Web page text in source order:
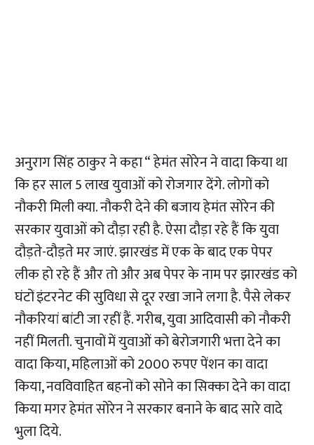
अनुराग सिंह ठाकुर ने कहा “ हेमंत सोरेन ने वादा किया था
कि हर साल 5 लाख युवाओं को रोजगार देंगे. लोगों को
नौकरी मिली क्या. नौकरी देने की बजाय हेमंत सोरेन की
सरकार युवाओं को दौड़ा रही है. ऐसा दौड़ा रहे हैं कि युवा
दौड़ते-दौड़ते मर जाएं. झारखंड में एक के बाद एक पेपर
लीक हो रहे हैं और तो और अब पेपर के नाम पर झारखंड को
घंटों इंटरनेट की सुविधा से दूर रखा जाने लगा है. पैसे लेकर
नौकरियां बांटी जा रहीं हैं. गरीब, युवा आदिवासी को नौकरी
नहीं मिलती. चुनावों में युवाओं को बेरोजगारी भत्ता देने का
वादा किया, महिलाओं को 2000 रुपए पेंशन का वादा
किया, नवविवाहित बहनों को सोने का सिक्का देने का वादा
किया मगर हेमंत सोरेन ने सरकार बनाने के बाद सारे वादे
भुला दिये.